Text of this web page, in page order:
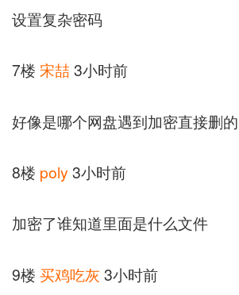
设置复杂密码
7楼 宋喆 3小时前
好像是哪个网盘遇到加密直接删的
8楼 poly 3小时前
加密了谁知道里面是什么文件
9楼 买鸡吃灰 3小时前